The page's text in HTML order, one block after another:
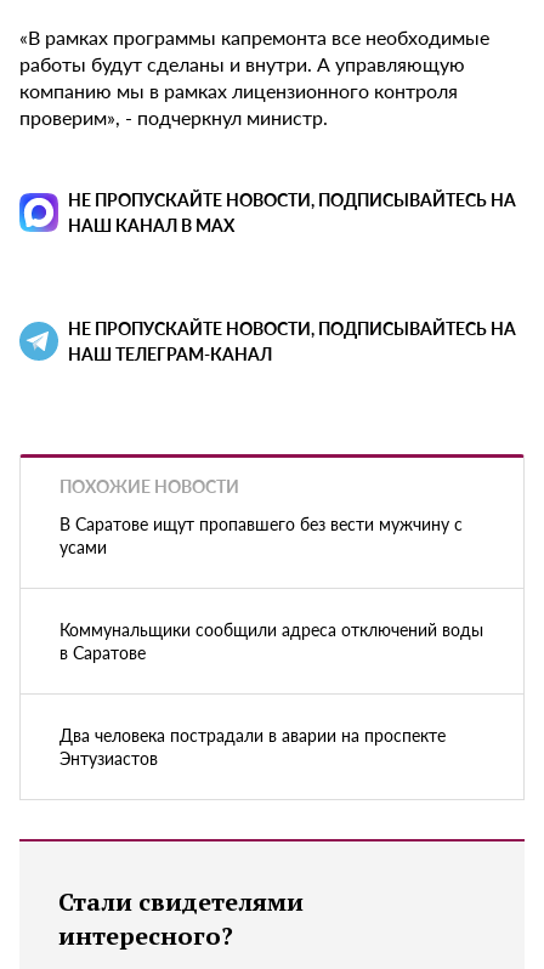
«В рамках программы капремонта все необходимые
работы будут сделаны и внутри. А управляющую
компанию мы в рамках лицензионного контроля
проверим», - подчеркнул министр.
НЕ ПРОПУСКАЙТЕ НОВОСТИ, ПОДПИСЫВАЙТЕСЬ НА
НАШ КАНАЛ В MAX
НЕ ПРОПУСКАЙТЕ НОВОСТИ, ПОДПИСЫВАЙТЕСЬ НА
НАШ ТЕЛЕГРАМ-КАНАЛ
ПОХОЖИЕ НОВОСТИ
В Саратове ищут пропавшего без вести мужчину с
усами
Коммунальщики сообщили адреса отключений воды
в Саратове
Два человека пострадали в аварии на проспекте
Энтузиастов
Стали свидетелями
интересного?